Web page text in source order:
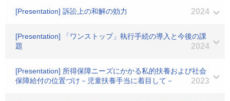
[Presentation] 訴訟上の和解の効力 2024
[Presentation] 「ワンストップ」執行手続の導入と今後の課
題
2024
[Presentation] 所得保障ニーズにかかる私的扶養および社会
保障給付の位置づけ－児童扶養手当に着目して－
2023